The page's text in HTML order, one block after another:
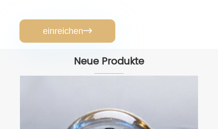
einreichen
Neue Produkte
Shockshield Pro ™ Anti-
Schlagvibrations-Absorbing-Pads